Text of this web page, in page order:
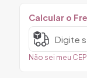
Calcular o
Não sei meu CEP